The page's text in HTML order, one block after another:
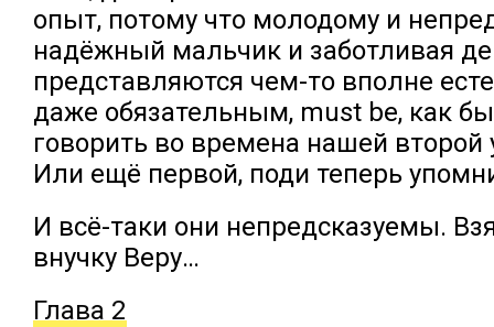
опыт, потому что молодому и
надёжный мальчик и заботливая
представляются чем-то вполне
даже обязательным, must be, как
говорить во времена нашей
Или ещё первой, поди теперь
И всё-таки они непредсказуемы.
внучку Веру…
Глава 2